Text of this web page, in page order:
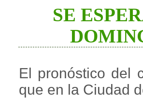
SE
El pronóstico del
que en la Ciudad